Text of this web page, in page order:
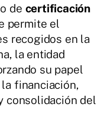
de certificación
permite el
recogidos en la
la entidad
su papel
financiación,
consolidación del